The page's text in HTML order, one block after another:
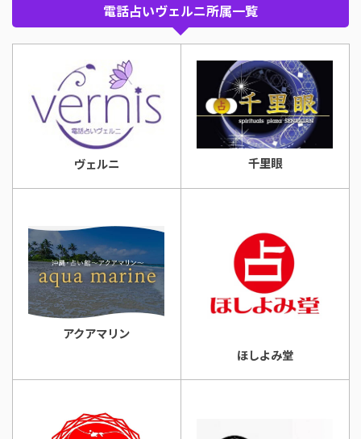
電話占いヴェルニ所属一覧
ヴェルニ 千里眼
アクアマリン
ほしよみ堂